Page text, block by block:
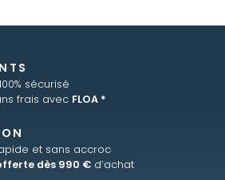
sécurisé
frais avec FLOA *
et sans accroc
dès 990 € d’achat